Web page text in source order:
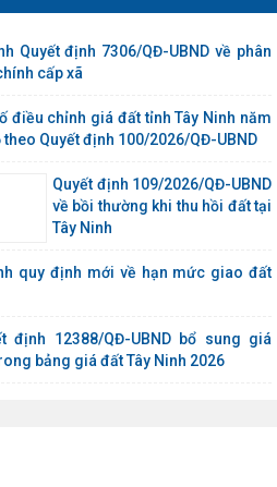
Quyết định 7306/QĐ-UBND về phân
cấp xã
điều chỉnh giá đất tỉnh Tây Ninh năm
theo Quyết định 100/2026/QĐ-UBND
Quyết định 109/2026/QĐ-UBND
về bồi thường khi thu hồi đất tại
Tây Ninh
quy định mới về hạn mức giao đất
định 12388/QĐ-UBND bổ sung giá
bảng giá đất Tây Ninh 2026